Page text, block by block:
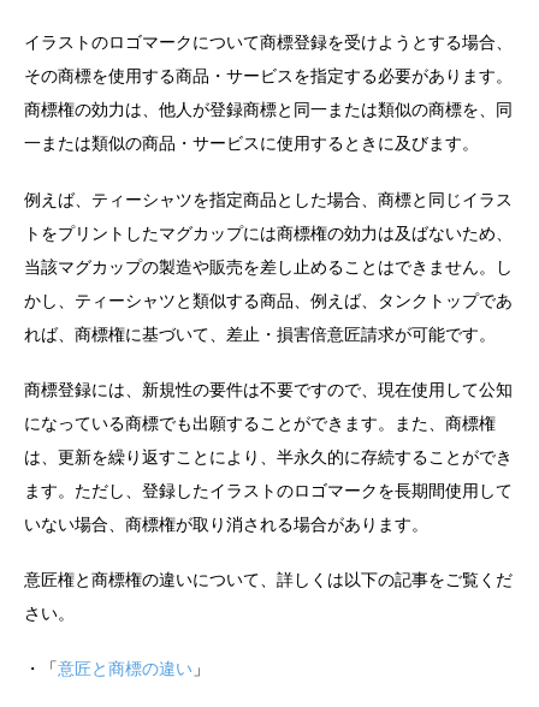
イラストのロゴマークについて商標登録を受けようとする場合、
その商標を使用する商品・サービスを指定する必要があります。
商標権の効力は、他人が登録商標と同一または類似の商標を、同
一または類似の商品・サービスに使用するときに及びます。
例えば、ティーシャツを指定商品とした場合、商標と同じイラス
トをプリントしたマグカップには商標権の効力は及ばないため、
当該マグカップの製造や販売を差し止めることはできません。し
かし、ティーシャツと類似する商品、例えば、タンクトップであ
れば、商標権に基づいて、差止・損害倍意匠請求が可能です。
商標登録には、新規性の要件は不要ですので、現在使用して公知
になっている商標でも出願することができます。また、商標権
は、更新を繰り返すことにより、半永久的に存続することができ
ます。ただし、登録したイラストのロゴマークを長期間使用して
いない場合、商標権が取り消される場合があります。
意匠権と商標権の違いについて、詳しくは以下の記事をご覧くだ
さい。
・「意匠と商標の違い 」